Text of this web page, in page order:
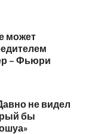
может
– Фьюри
не видел
бы